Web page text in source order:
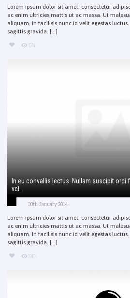
Lorem ipsum dolor sit amet, consectetur
ac enim ultricies mattis ut ac massa. Ut
aliquam. In facilisis nunc id velit egestas
sagittis gravida. [...]
174
In eu convallis lectus. Nullam suscipit orci
vel.
30th January 2014
Lorem ipsum dolor sit amet, consectetur
ac enim ultricies mattis ut ac massa. Ut
aliquam. In facilisis nunc id velit egestas
sagittis gravida. [...]
90